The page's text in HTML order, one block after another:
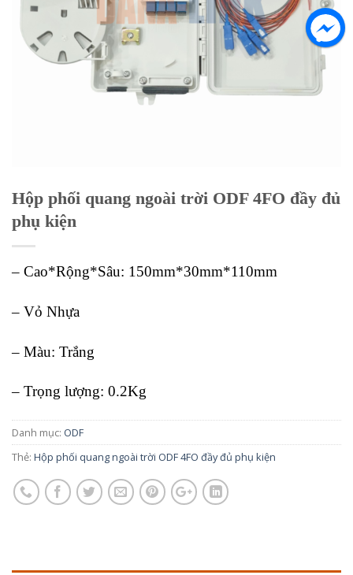
Hộp phối quang ngoài trời ODF 4FO đầy đủ
phụ kiện
– Cao*Rộng*Sâu: 150mm*30mm*110mm
– Vỏ Nhựa
– Màu: Trắng
– Trọng lượng: 0.2Kg
Danh mục: ODF
Thẻ: Hộp phối quang ngoài trời ODF 4FO đầy đủ phụ kiện